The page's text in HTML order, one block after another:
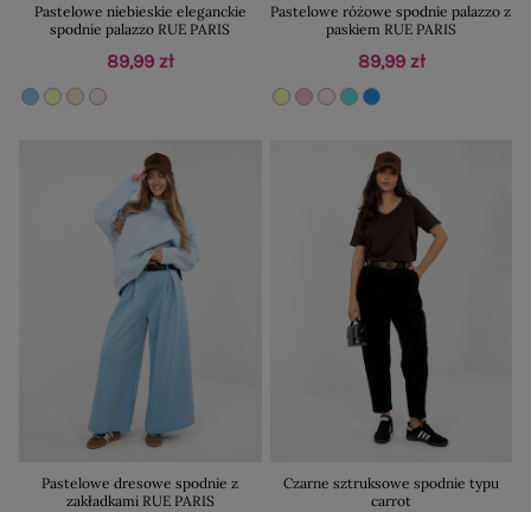
Pastelowe niebieskie eleganckie
spodnie palazzo RUE PARIS
89,99 zł
Pastelowe różowe spodnie palazzo z
paskiem RUE PARIS
89,99 zł
Pastelowe dresowe spodnie z
zakładkami RUE PARIS
Czarne sztruksowe spodnie typu
carrot